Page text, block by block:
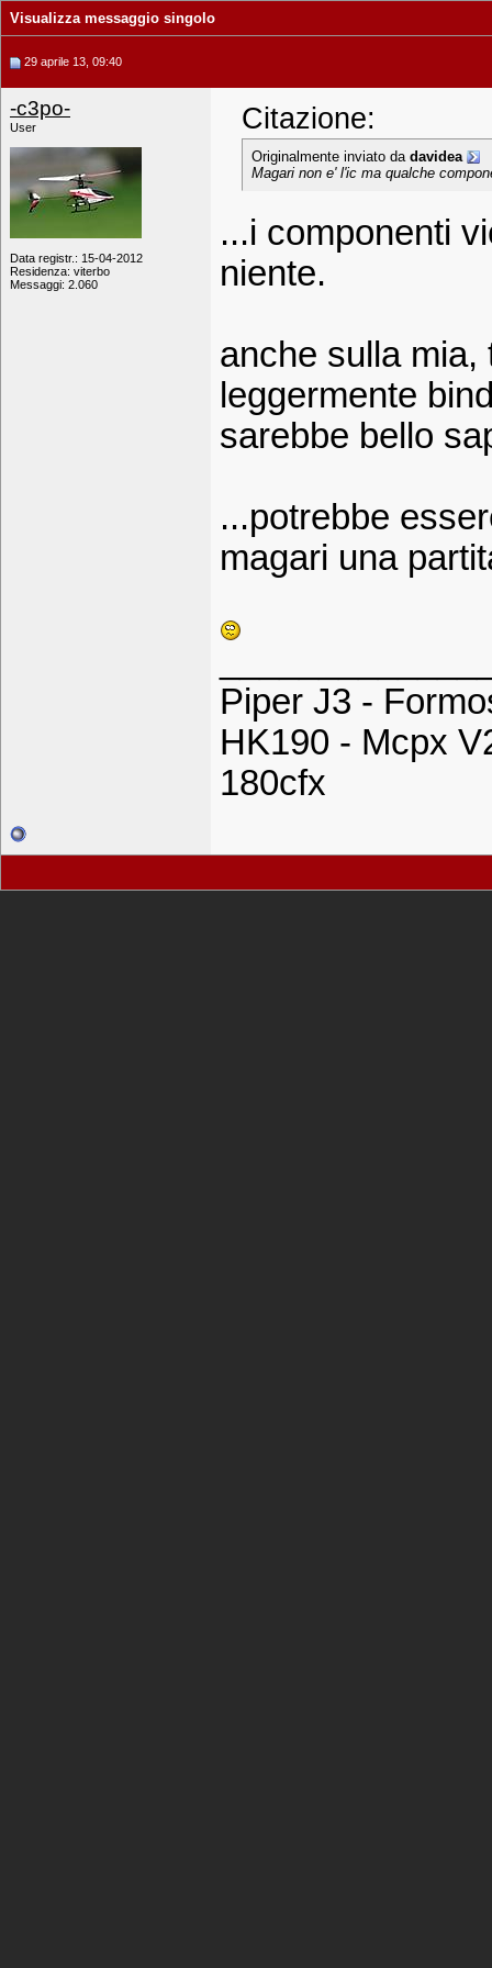
Visualizza messaggio singolo
29 aprile 13, 09:40
-c3po-
User
Data registr.: 15-04-2012
Residenza: viterbo
Messaggi: 2.060
Citazione:
Originalmente inviato da davidea
Magari non e' l'ic ma qualche
...i componenti
niente.
anche sulla mia,
leggermente
sarebbe bello
...potrebbe
magari una
Piper J3 -
HK190 - Mcpx
180cfx